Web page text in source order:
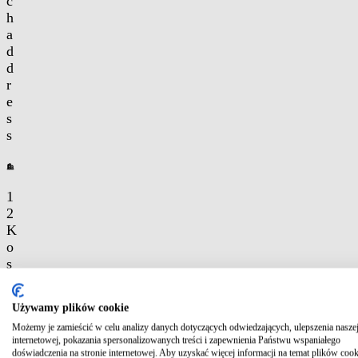
h
a
d
d
r
e
s
s
1
2
K
o
s
a
e
c
Używamy plików cookie
Możemy je zamieścić w celu analizy danych dotyczących odwiedzających, ulepszenia
internetowej, pokazania spersonalizowanych treści i zapewnienia Państwu wspaniałego
doświadczenia na stronie internetowej. Aby uzyskać więcej informacji na temat plików